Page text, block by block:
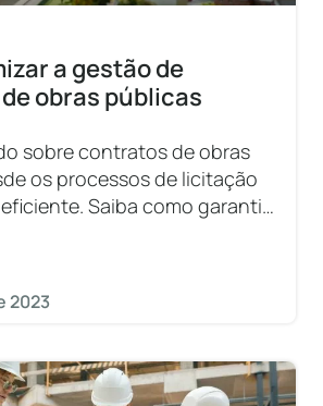
a gestão de
obras públicas
sobre contratos de obras
os processos de licitação
Saiba como garantir
2023